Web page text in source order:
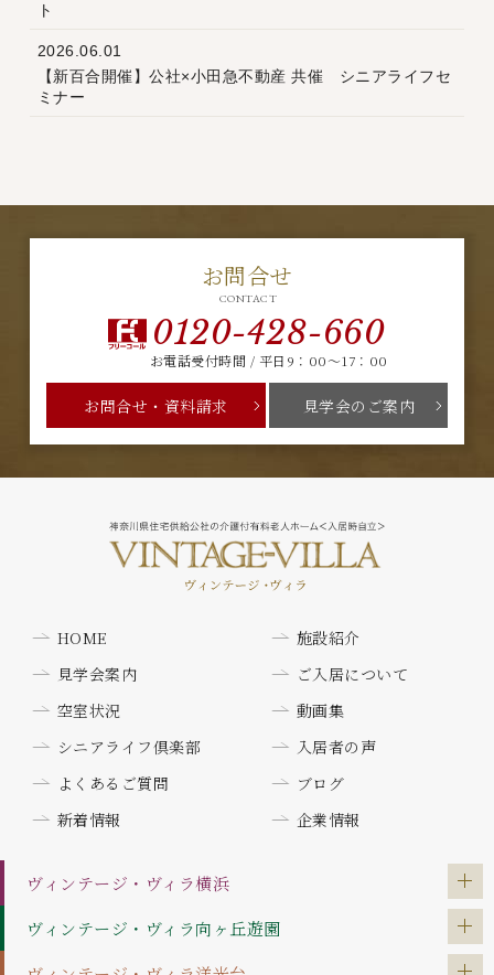
ト
2026.06.01
【新百合開催】公社×小田急不動産 共催 シニアライフセ
ミナー
お問合せ
CONTACT
0120-428-660
お電話受付時間 / 平日9：00～17：00
お問合せ・資料請求 見学会のご案内
HOME
施設紹介
見学会案内
ご入居について
空室状況
動画集
シニアライフ倶楽部
入居者の声
よくあるご質問
ブログ
新着情報
企業情報
ヴィンテージ・ヴィラ横浜
ヴィンテージ・ヴィラ向ヶ丘遊園